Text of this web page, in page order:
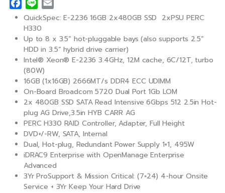
a
c
e
b
o
o
k
i
n
e
m
i
l
QuickSpec: E-2236 16GB 2x480GB SSD 2xPSU PERC
H330
Up to 8 x 3.5” hot-pluggable bays (also supports 2.5”
HDD in 3.5” hybrid drive carrier)
Intel® Xeon® E-2236 3.4GHz, 12M cache, 6C/12T, turbo
(80W)
16GB (1x16GB) 2666MT/s DDR4 ECC UDIMM
On-Board Broadcom 5720 Dual Port 1Gb LOM
2x 480GB SSD SATA Read Intensive 6Gbps 512 2.5in Hot-
plug AG Drive,3.5in HYB CARR AG
PERC H330 RAID Controller, Adapter, Full Height
DVD+/-RW, SATA, Internal
Dual, Hot-plug, Redundant Power Supply 1+1, 495W
iDRAC9 Enterprise with OpenManage Enterprise
Advanced
3Yr ProSupport & Mission Critical: (7×24) 4-hour Onsite
Service + 3Yr Keep Your Hard Drive